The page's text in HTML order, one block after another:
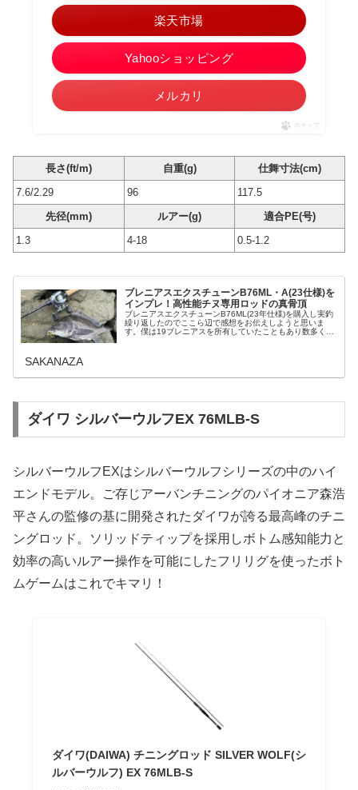
楽天市場
Yahooショッピング
メルカリ
ポチップ
長さ(ft/m) 自重(g)
仕舞寸法(cm)
7.6/2.29
96
117.5
先径(mm)
ルアー(g)
適合PE(号)
1.3
4-18 0.5-1.2
ブレニアスエクスチューンB76ML・A(23仕様)を
インプレ！高性能チヌ専用ロッドの真骨頂
ブレニアスエクスチューンB76ML(23年仕様)を購入し実釣
繰り返したのでここら辺で感想をお伝えしようと思いま
す。僕は19ブレニアスを所有していたこともあり数多くの
SAKANAZA
ダイワ シルバーウルフEX 76MLB-S
シルバーウルフEXはシルバーウルフシリーズの中のハイ
エンドモデル。ご存じアーバンチニングのパイオニア森浩
平さんの監修の基に開発されたダイワが誇る最高峰のチニ
ングロッド。ソリッドティップを採用しボトム感知能力と
効率の高いルアー操作を可能にしたフリリグを使ったボト
ムゲームはこれでキマリ！
ダイワ(DAIWA) チニングロッド SILVER WOLF(シ
ルバーウルフ) EX 76MLB-S